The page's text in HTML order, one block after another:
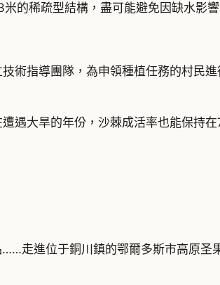
的稀疏型結構，盡可能避免因缺水影響
術指導團隊，為申領種植任務的村民
遇大旱的年份，沙棘成活率也能保持在
走進位于銅川鎮的鄂爾多斯市高原圣